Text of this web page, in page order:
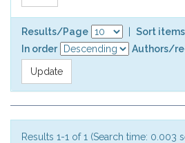
Results/Page
Sort
In order
Authors/
Results 1-1 of 1 (Search time: 0.003